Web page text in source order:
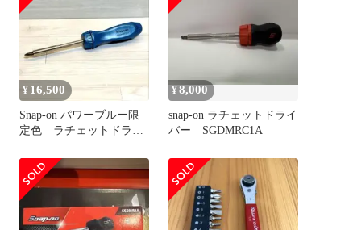
¥ 16,500
Snap-on パワーブルー限
定色 ラチェットドライ
¥8,000
snap-on ラチェットドライ
バー SGDMRC1A